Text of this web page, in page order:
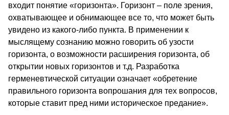
входит понятие «горизонта». Горизонт – поле зрения,
охватывающее и обнимающее все то, что может быть
увидено из какого-либо пункта. В применении к
мыслящему сознанию можно говорить об узости
горизонта, о возможности расширения горизонта, об
открытии новых горизонтов и т.д. Разработка
герменевтической ситуации означает «обретение
правильного горизонта вопрошания для тех вопросов,
которые ставит пред ними историческое предание».